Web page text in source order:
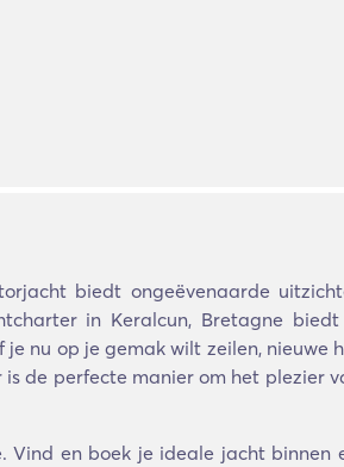
biedt ongeëvenaarde
in Keralcun, Bretagne
nu op je gemak wilt zeilen, nieuwe
de perfecte manier om het plezier
Vind en boek je ideale jacht binnen